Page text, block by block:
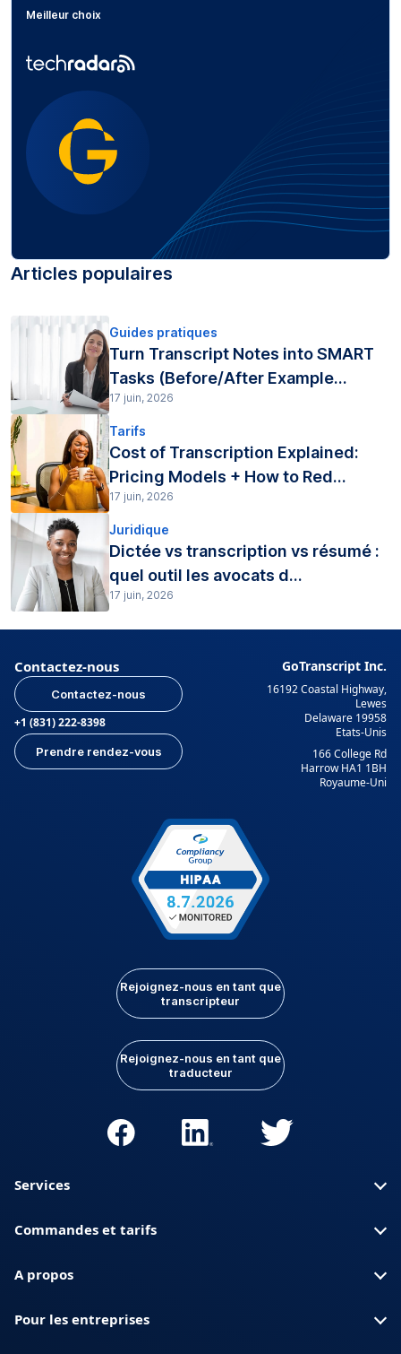
Meilleur choix
Articles populaires
Guides pratiques
Turn Transcript Notes into SMART
Tasks (Before/After Example...
17 juin, 2026
Tarifs
Cost of Transcription Explained:
Pricing Models + How to Red...
17 juin, 2026
Juridique
Dictée vs transcription vs résumé :
quel outil les avocats d...
17 juin, 2026
Contactez-nous
Contactez-nous
+1 (831) 222-8398
Prendre rendez-vous
GoTranscript Inc.
16192 Coastal Highway,
Lewes
Delaware 19958
Etats-Unis
166 College Rd
Harrow HA1 1BH
Royaume-Uni
Rejoignez-nous en tant que
transcripteur
Rejoignez-nous en tant que
traducteur
Services
Commandes et tarifs
A propos
Pour les entreprises